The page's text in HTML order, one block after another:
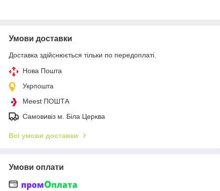
Умови доставки
Доставка здійснюється тільки по передоплаті.
Нова Пошта
Укрпошта
Meest ПОШТА
Самовивіз м. Біла Церква
Всі умови доставки
Умови оплати